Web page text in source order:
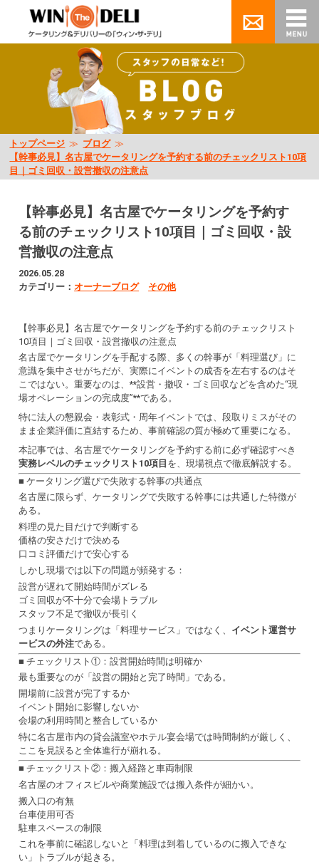
トップページ ≫ ブログ≫
【幹事必見】名古屋でケータリングを予約する前のチェックリスト10項
目｜ゴミ回収・設営撤収の注意点
【幹事必見】名古屋でケータリングを予約す
る前のチェックリスト10項目｜ゴミ回収・設
営撤収の注意点
2026.05.28
カテゴリー：オーナーブログ その他
【幹事必見】名古屋でケータリングを予約する前のチェックリスト
10項目｜ゴミ回収・設営撤収の注意点
名古屋でケータリングを手配する際、多くの幹事が「料理選び」に
意識を集中させがちだが、実際にイベントの成否を左右するのはそ
こではない。重要なのは、**設営・撤収・ゴミ回収などを含めた“現
場オペレーションの完成度”**である。
特に法人の懇親会・表彰式・周年イベントでは、段取りミスがその
まま企業評価に直結するため、事前確認の質が極めて重要になる。
本記事では、名古屋でケータリングを予約する前に必ず確認すべき
実務レベルのチェックリスト10項目 を、現場視点で徹底解説する。
■ ケータリング選びで失敗する幹事の共通点
名古屋に限らず、ケータリングで失敗する幹事には共通した特徴が
ある。
料理の見た目だけで判断する
価格の安さだけで決める
口コミ評価だけで安心する
しかし現場では以下の問題が頻発する：
設営が遅れて開始時間がズレる
ゴミ回収が不十分で会場トラブル
スタッフ不足で撤収が長引く
つまりケータリングは「料理サービス」ではなく、 イベント運営サ
ービスの外注である。
■ チェックリスト①：設営開始時間は明確か
最も重要なのが「設営の開始と完了時間」である。
開場前に設営が完了するか
イベント開始に影響しないか
会場の利用時間と整合しているか
特に名古屋市内の貸会議室やホテル宴会場では時間制約が厳しく、
ここを見誤ると全体進行が崩れる。
■ チェックリスト②：搬入経路と車両制限
名古屋のオフィスビルや商業施設では搬入条件が細かい。
搬入口の有無
台車使用可否
駐車スペースの制限
これを事前に確認しないと「料理は到着しているのに搬入できな
い」トラブルが起きる。